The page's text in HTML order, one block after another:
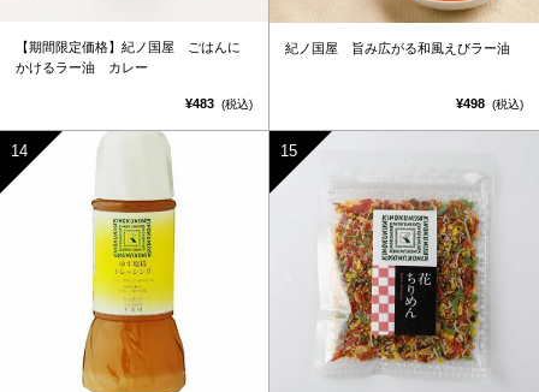
【期間限定価格】紀ノ国屋 ごはんに
かけるラー油 カレー
¥483 (税込)
紀ノ国屋 旨み広がる和風えびラー油
¥498 (税込)